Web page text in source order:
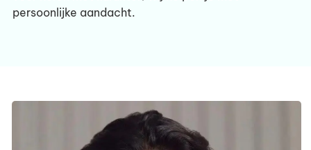
persoonlijke aandacht.